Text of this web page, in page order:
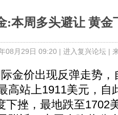
:本周多头避让 黄金
08月29日 09:20 | 进入复兴论坛|
价出现反弹走势，
高站上1911美元，自
下挫，最地跌至1702